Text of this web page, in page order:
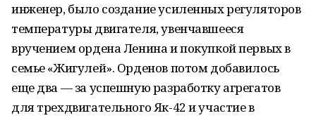
инженер, было создание усиленных регуляторов
температуры двигателя, увенчавшееся
вручением ордена Ленина и покупкой первых в
семье «Жигулей». Орденов потом добавилось
еще два — за успешную разработку агрегатов
для трехдвигательного Як-42 и участие в